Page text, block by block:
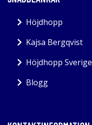
Höjdhopp
Kajsa Bergqvist
Höjdhopp Sverige
Blogg